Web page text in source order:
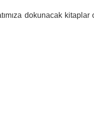
dokunacak